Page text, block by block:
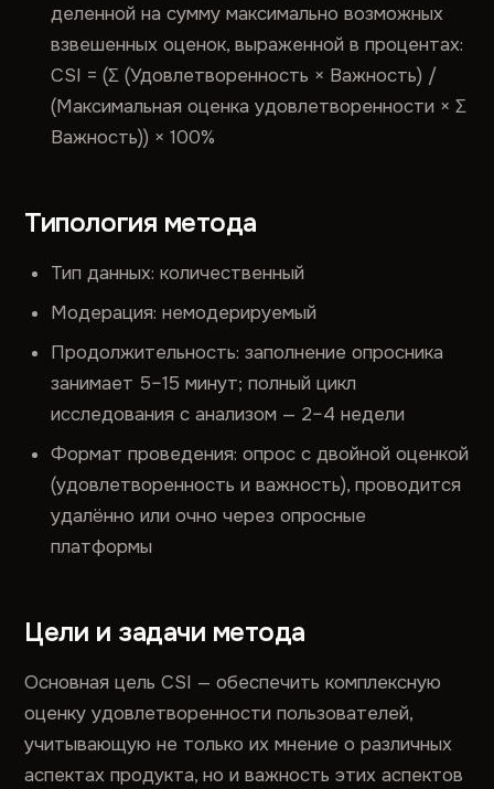
деленной на сумму максимально возможных
взвешенных оценок, выраженной в процентах:
CSI = (Σ (Удовлетворенность × Важность) /
(Максимальная оценка удовлетворенности × Σ
Важность)) × 100%
Типология метода
Тип данных: количественный
Модерация: немодерируемый
Продолжительность: заполнение опросника
занимает 5–15 минут; полный цикл
исследования с анализом — 2–4 недели
Формат проведения: опрос с двойной оценкой
(удовлетворенность и важность), проводится
удалённо или очно через опросные
платформы
Цели и задачи метода
Основная цель CSI — обеспечить комплексную
оценку удовлетворенности пользователей,
учитывающую не только их мнение о различных
аспектах продукта, но и важность этих аспектов